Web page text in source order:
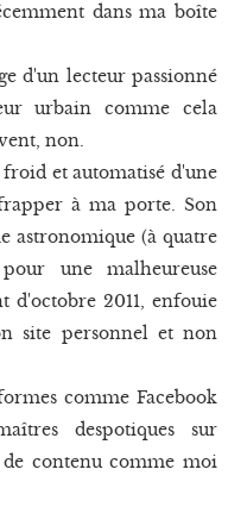
dans ma boîte
d'un lecteur passionné
urbain comme cela
non.
et automatisé d'une
à ma porte. Son
astronomique (à quatre
une malheureuse
d'octobre 2011, enfouie
site personnel et non
comme Facebook
despotiques sur
contenu comme moi